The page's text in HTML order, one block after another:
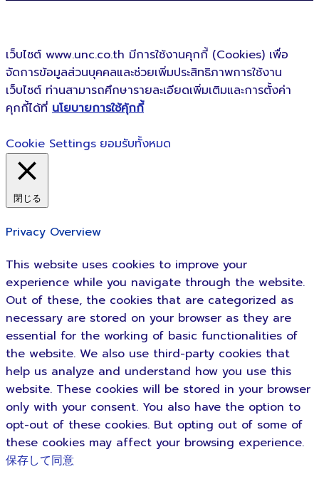
เว็บไซต์ www.unc.co.th มีการใช้งานคุกกี้ (Cookies) เพื่อ
จัดการข้อมูลส่วนบุคคลและช่วยเพิ่มประสิทธิภาพการใช้งาน
เว็บไซต์ ท่านสามารถศึกษารายละเอียดเพิ่มเติมและการตั้งค่า
คุกกี้ได้ที่ นโยบายการใช้คุ้กกี้
Cookie Settings ยอมรับทั้งหมด
閉じる
Privacy Overview
This website uses cookies to improve your
experience while you navigate through the website.
Out of these, the cookies that are categorized as
necessary are stored on your browser as they are
essential for the working of basic functionalities of
the website. We also use third-party cookies that
help us analyze and understand how you use this
website. These cookies will be stored in your browser
only with your consent. You also have the option to
opt-out of these cookies. But opting out of some of
these cookies may affect your browsing experience.
保存して同意